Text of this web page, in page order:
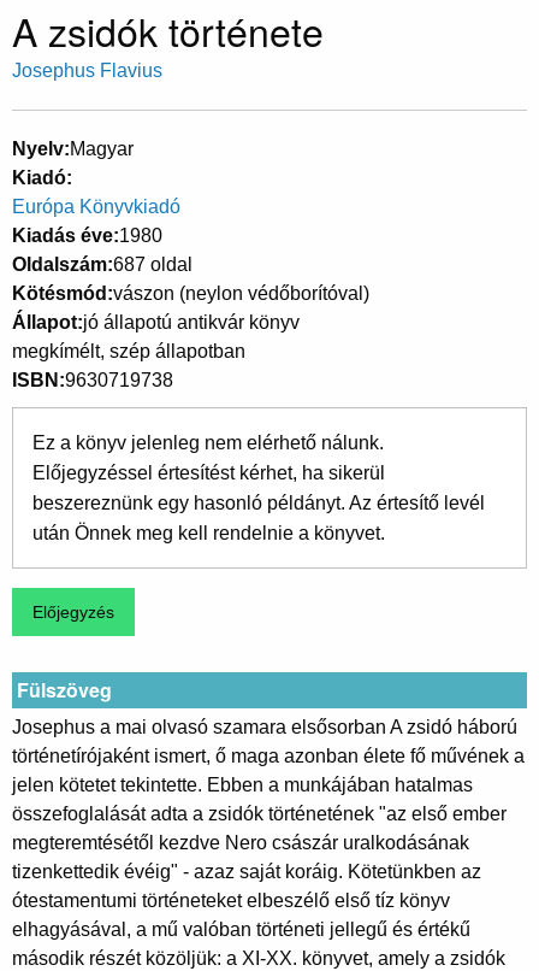
A zsidók története
Josephus Flavius
Nyelv Magyar
Kiadó
Európa Könyvkiadó
Kiadás éve 1980
Oldalszám 687 oldal
Kötésmód vászon (neylon védőborítóval)
Állapot jó állapotú antikvár könyv
megkímélt, szép állapotban
ISBN 9630719738
Ez a könyv jelenleg nem elérhető nálunk.
Előjegyzéssel értesítést kérhet, ha sikerül
beszereznünk egy hasonló példányt. Az értesítő levél
után Önnek meg kell rendelnie a könyvet.
Fülszöveg
Josephus a mai olvasó szamara elsősorban A zsidó háború
történetírójaként ismert, ő maga azonban élete fő művének a
jelen kötetet tekintette. Ebben a munkájában hatalmas
összefoglalását adta a zsidók történetének "az első ember
megteremtésétől kezdve Nero császár uralkodásának
tizenkettedik évéig" - azaz saját koráig. Kötetünkben az
ótestamentumi történeteket elbeszélő első tíz könyv
elhagyásával, a mű valóban történeti jellegű és értékű
második részét közöljük: a XI-XX. könyvet, amely a zsidók